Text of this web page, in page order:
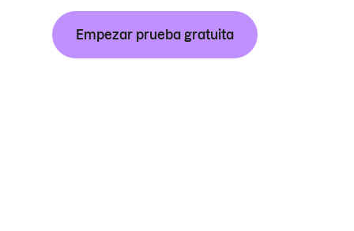
Empezar prueba gratuita